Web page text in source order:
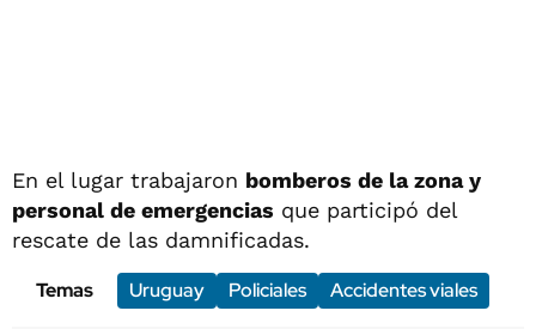
En el lugar trabajaron bomberos de la zona y
personal de emergencias que participó del
rescate de las damnificadas.
Temas
Uruguay Policiales Accidentes viales